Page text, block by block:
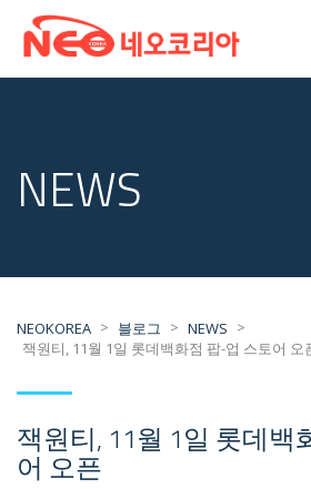
NEWS
NEOKOREA > 블로그 > NEWS >
잭원티, 11월 1일 롯데백화점 팝-업 스토어 오
잭원티, 11월 1일 롯데백
어 오픈